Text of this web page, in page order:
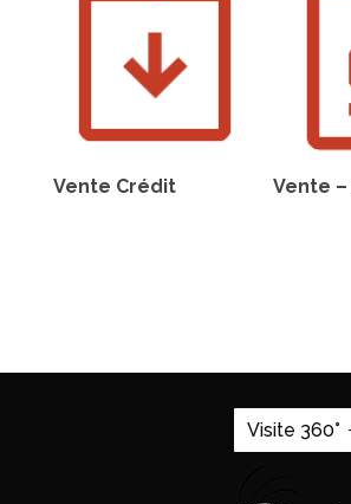
Vente Crédit Vente –
Visite 360°